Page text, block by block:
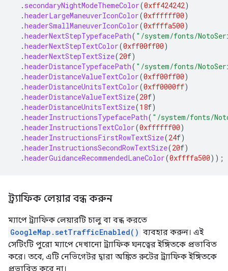
. secondaryNightModeThemeColor(0xff424242)
.headerLargeManeuverIconColor(0xffffff00)
.headerSmallManeuverIconColor(0xffffa500)
.headerNextStepTypefacePath( "/system/fonts/
.headerNextStepTextColor(0xff00ff00)
.headerNextStepTextSize(20f)
.headerDistanceTypefacePath( "/system/fonts/
.headerDistanceValueTextColor(0xff00ff00)
.headerDistanceUnitsTextColor(0xff0000ff)
.headerDistanceValueTextSize(20f)
.headerDistanceUnitsTextSize(18f)
.headerInstructionsTypefacePath( "/system/fonts/
.headerInstructionsTextColor(0xffffff00)
.headerInstructionsFirstRowTextSize(24f)
.headerInstructionsSecondRowTextSize(20f)
.headerGuidanceRecommendedLaneColor(0xffffa500));
ট্র্যাফিক লেয়ার বন্ধ করুন
ম্যাপে ট্র্যাফিক লেয়ারটি চালু বা বন্ধ করতে
GoogleMap.setTrafficEnabled() ব্যবহার করুন। এই
সেটিংটি পুরো ম্যাপে দেখানো ট্র্যাফিক ঘনত্বের ইঙ্গিতকে প্রভাবিত
করে। তবে, এটি নেভিগেটর দ্বারা অঙ্কিত রুটের ট্র্যাফিক ইঙ্গিতকে
প্রভাবিত করে না।